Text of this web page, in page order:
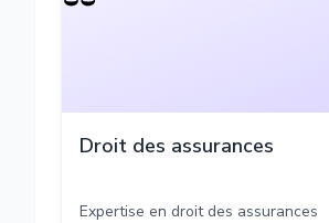
Droit des assurances
Expertise en droit des assurances